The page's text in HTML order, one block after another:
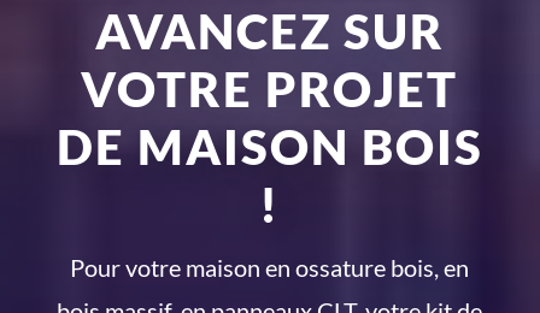
AVANCEZ SUR
VOTRE PROJET
DE MAISON BOIS
!
Pour votre maison en ossature bois, en